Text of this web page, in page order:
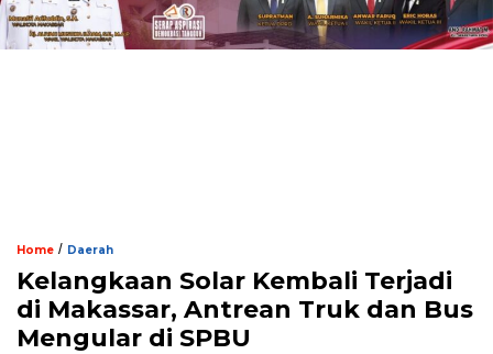
Home / Daerah
Kelangkaan Solar Kembali Terjadi
di Makassar, Antrean Truk dan Bus
Mengular di SPBU